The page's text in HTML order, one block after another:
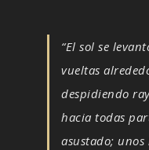
“El sol se
vueltas
despidiendo
hacia todas
asustado;